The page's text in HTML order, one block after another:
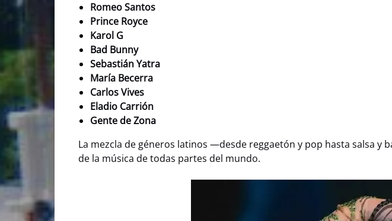
Romeo Santos
Prince Royce
Karol G
Bad Bunny
Sebastián Yatra
María Becerra
Carlos Vives
Eladio Carrión
Gente de Zona
La mezcla de géneros latinos —desde reggaetón y pop hasta salsa
de la música de todas partes del mundo.